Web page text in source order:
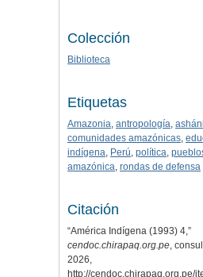
Colección
Biblioteca
Etiquetas
Amazonia, antropología,
comunidades amazónicas,
indígena, Perú, política,
amazónica, rondas de defensa
Citación
“América Indígena (1993) 4,”
cendoc.chirapaq.org.pe,
2026,
http://cendoc.chirapaq.org.pe/